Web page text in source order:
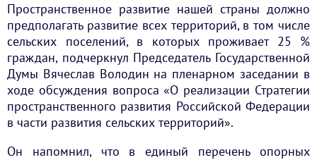
Пространственное развитие нашей страны должно
предполагать развитие всех территорий, в том числе
сельских поселений, в которых проживает 25 %
граждан, подчеркнул Председатель Государственной
Думы Вячеслав Володин на пленарном заседании в
ходе обсуждения вопроса «О реализации Стратегии
пространственного развития Российской Федерации
в части развития сельских территорий».
Он напомнил, что в единый перечень опорных